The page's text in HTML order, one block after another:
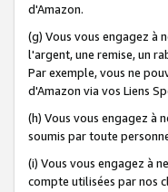
d'Amazon.
(g) Vous vous engagez à
l'argent, une remise, un
Par exemple, vous ne
d'Amazon via vos Liens
(h) Vous vous engagez à
soumis par toute
(i) Vous vous engagez à
compte utilisées par nos